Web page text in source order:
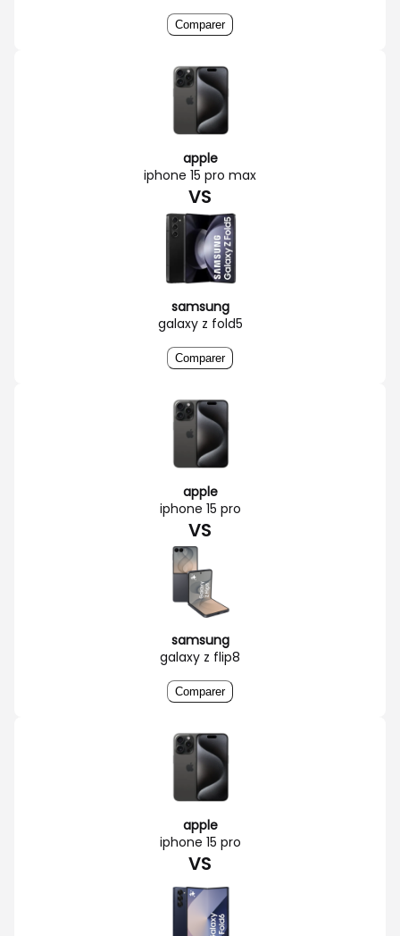
Comparer
apple
iphone 15 pro max
VS
samsung
galaxy z fold5
Comparer
apple
iphone 15 pro
VS
samsung
galaxy z flip8
Comparer
apple
iphone 15 pro
VS